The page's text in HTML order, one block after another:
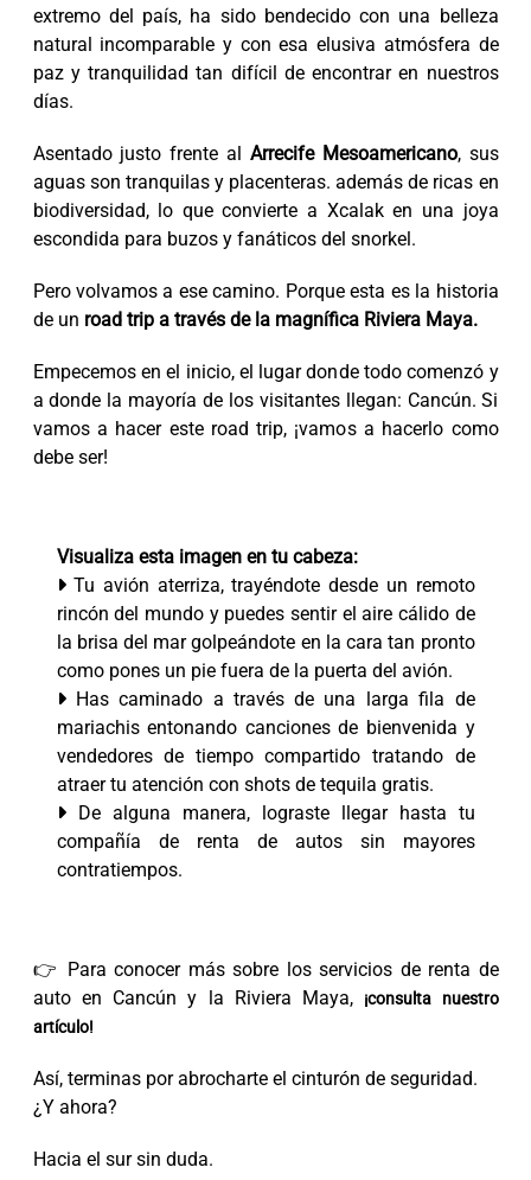
extremo del país, ha sido bendecido con una belleza
natural incomparable y con esa elusiva atmósfera de
paz y tranquilidad tan difícil de encontrar en nuestros
días.
Asentado justo frente al Arrecife Mesoamericano, sus
aguas son tranquilas y placenteras. además de ricas en
biodiversidad, lo que convierte a Xcalak en una joya
escondida para buzos y fanáticos del snorkel.
Pero volvamos a ese camino. Porque esta es la historia
de un road trip a través de la magnífica Riviera Maya.
Empecemos en el inicio, el lugar donde todo comenzó y
a donde la mayoría de los visitantes llegan: Cancún. Si
vamos a hacer este road trip, ¡vamos a hacerlo como
debe ser!
Visualiza esta imagen en tu cabeza:
Tu avión aterriza, trayéndote desde un remoto
rincón del mundo y puedes sentir el aire cálido de
la brisa del mar golpeándote en la cara tan pronto
como pones un pie fuera de la puerta del avión.
Has caminado a través de una larga fila de
mariachis entonando canciones de bienvenida y
vendedores de tiempo compartido tratando de
atraer tu atención con shots de tequila gratis.
De alguna manera, lograste llegar hasta tu
compañía de renta de autos sin mayores
contratiempos.
👉 Para conocer más sobre los servicios de renta de
auto en Cancún y la Riviera Maya,
¡consulta nuestro
artículo!
Así, terminas por abrocharte el cinturón de seguridad.
¿Y ahora?
Hacia el sur sin duda.